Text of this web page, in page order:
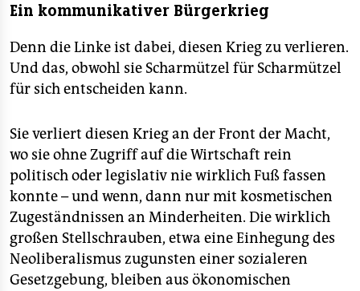
Ein kommunikativer Bürgerkrieg
Denn die Linke ist dabei, diesen Krieg zu verlieren.
Und das, obwohl sie Scharmützel für Scharmützel
für sich entscheiden kann.
Sie verliert diesen Krieg an der Front der Macht,
wo sie ohne Zugriff auf die Wirtschaft rein
politisch oder legislativ nie wirklich Fuß fassen
konnte – und wenn, dann nur mit kosmetischen
Zugeständnissen an Minderheiten. Die wirklich
großen Stellschrauben, etwa eine Einhegung des
Neoliberalismus zugunsten einer sozialeren
Gesetzgebung, bleiben aus ökonomischen